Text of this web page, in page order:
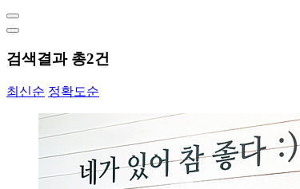
검색결과 총2건
최신순 정확도순